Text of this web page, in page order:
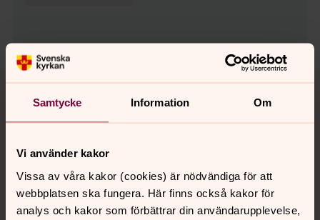
Samtycke Information Om
Vi använder kakor
Vissa av våra kakor (cookies) är nödvändiga för att
webbplatsen ska fungera. Här finns också kakor för
analys och kakor som förbättrar din användarupplevelse,
Tillbaka till toppen
Tillbaka till innehållet
Kontakt
Kalender